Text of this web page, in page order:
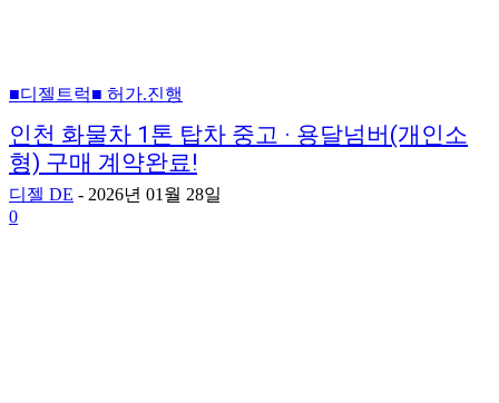
■디젤트럭■ 허가.진행
인천 화물차 1톤 탑차 중고 · 용달넘버(개인소
형) 구매 계약완료!
디젤 DE - 2026년 01월 28일
0